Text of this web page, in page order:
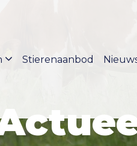
Stierenaanbod